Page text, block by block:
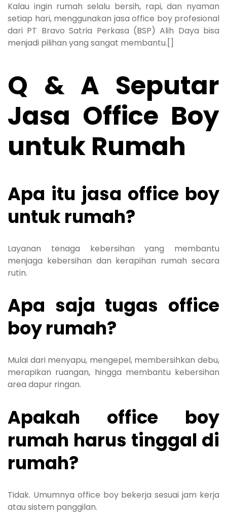
Kalau ingin rumah selalu bersih, rapi, dan nyaman
setiap hari, menggunakan jasa office boy profesional
dari PT Bravo Satria Perkasa (BSP) Alih Daya bisa
menjadi pilihan yang sangat membantu.[]
Q & A Seputar
Jasa Office Boy
untuk Rumah
Apa itu jasa office boy
untuk rumah?
Layanan tenaga kebersihan yang membantu
menjaga kebersihan dan kerapihan rumah secara
rutin.
Apa saja tugas office
boy rumah?
Mulai dari menyapu, mengepel, membersihkan debu,
merapikan ruangan, hingga membantu kebersihan
area dapur ringan.
Apakah office boy
rumah harus tinggal di
rumah?
Tidak. Umumnya office boy bekerja sesuai jam kerja
atau sistem panggilan.